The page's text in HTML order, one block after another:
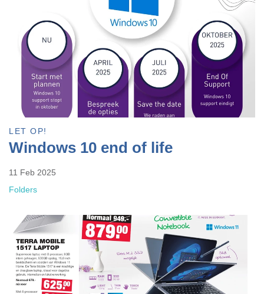
LET OP!
Windows 10 end of life
11 Feb 2025
Folders